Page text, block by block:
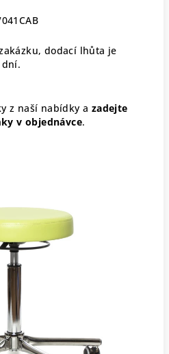
dodací lhůta je
z naší nabídky a zadejte
v objednávce.